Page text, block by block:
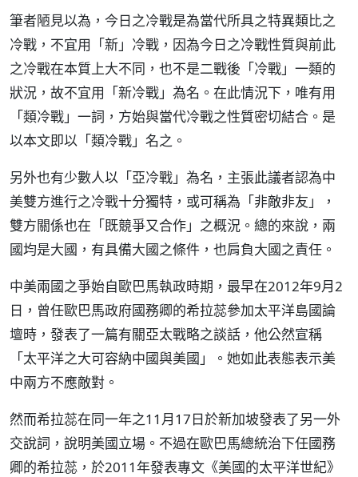
筆者陋見以為，今日之冷戰是為當代所具之特異類比之
冷戰，不宜用「新」冷戰，因為今日之冷戰性質與前此
之冷戰在本質上大不同，也不是二戰後「冷戰」一類的
狀況，故不宜用「新冷戰」為名。在此情況下，唯有用
「類冷戰」一詞，方始與當代冷戰之性質密切結合。是
以本文即以「類冷戰」名之。
另外也有少數人以「亞冷戰」為名，主張此議者認為中
美雙方進行之冷戰十分獨特，或可稱為「非敵非友」，
雙方關係也在「既競爭又合作」之概況。總的來說，兩
國均是大國，有具備大國之條件，也肩負大國之責任。
中美兩國之爭始自歐巴馬執政時期，最早在2012年9月2
日，曾任歐巴馬政府國務卿的希拉蕊參加太平洋島國論
壇時，發表了一篇有關亞太戰略之談話，他公然宣稱
「太平洋之大可容納中國與美國」。她如此表態表示美
中兩方不應敵對。
然而希拉蕊在同一年之11月17日於新加坡發表了另一外
交說詞，說明美國立場。不過在歐巴馬總統治下任國務
卿的希拉蕊，於2011年發表專文《美國的太平洋世紀》